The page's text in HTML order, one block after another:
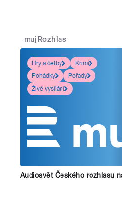
mujRozhlas
Hry a četby
Krimi
Pohádky
Pořady
Živé vysílání
Audiosvět Českého rozhlasu